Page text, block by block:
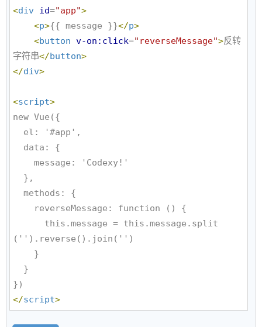
<div id="app">
<p>{{ message }}</p>
<button v-on:click=" reverseMessage">反转
字符串</button>
</div>
<script>
new Vue({
('').reverse().join('')
</script>